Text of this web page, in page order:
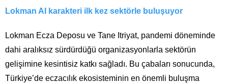
Lokman AI karakteri ilk kez sektörle buluşuyor
Lokman Ecza Deposu ve Tane Itriyat, pandemi döneminde
dahi aralıksız sürdürdüğü organizasyonlarla sektörün
gelişimine kesintisiz katkı sağladı. Bu çabaları sonucunda,
Türkiye’de eczacılık ekosisteminin en önemli buluşma